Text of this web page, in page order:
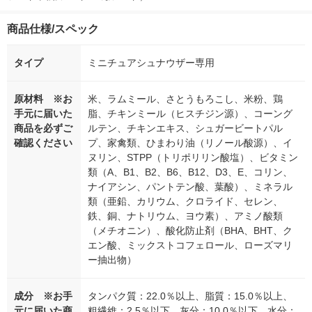
商品仕様/スペック
タイプ ミニチュアシュナウザー専用
原材料 ※お
手元に届いた
商品を必ずご
確認ください
米、ラムミール、さとうもろこし、米粉、鶏
脂、チキンミール（ヒスチジン源）、コーング
ルテン、チキンエキス、シュガービートパル
プ、家禽類、ひまわり油（リノール酸源）、イ
ヌリン、STPP（トリポリリン酸塩）、ビタミン
類（A、B1、B2、B6、B12、D3、E、コリン、
ナイアシン、パントテン酸、葉酸）、ミネラル
類（亜鉛、カリウム、クロライド、セレン、
鉄、銅、ナトリウム、ヨウ素）、アミノ酸類
（メチオニン）、酸化防止剤（BHA、BHT、ク
エン酸、ミックストコフェロール、ローズマリ
ー抽出物）
成分 ※お手
タンパク質：22.0％以上、脂質：15.0％以上、